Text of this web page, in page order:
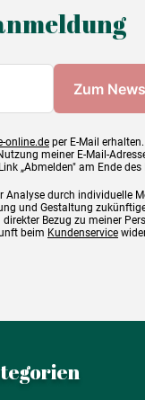
online.de per E-Mail
meiner E-Mail-
„Abmelden" am Ende des
durch individuelle
und Gestaltung
Bezug zu meiner
beim Kundenservice